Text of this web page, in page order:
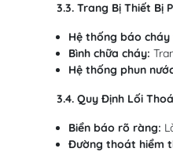
3.3. Trang Bị Thiết Bị
Hệ thống báo
Bình chữa cháy:
Hệ thống phun
3.4. Quy Định Lối
Biển báo rõ ràng:
Đường thoát hiểm